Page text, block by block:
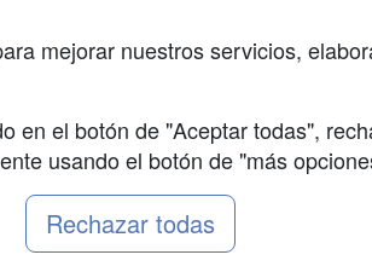
mejorar nuestros servicios,
en el botón de "Aceptar todas",
usando el botón de "más
Rechazar todas